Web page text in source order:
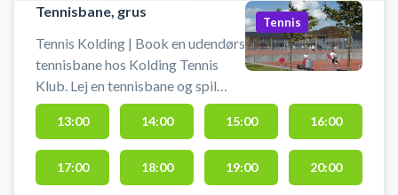
Tennisbane, grus
Tennis Kolding | Book en udendørs
tennisbane hos Kolding Tennis
Klub. Lej en tennisbane og spil
tennis i Kolding på en af
tennisklubbens grusbaner.
Tennis
13:00 14:00 15:00 16:00
17:00 18:00 19:00 20:00